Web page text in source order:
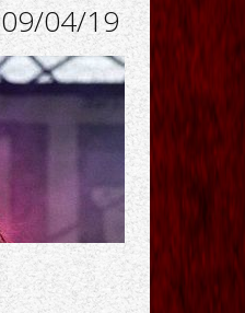
04/19